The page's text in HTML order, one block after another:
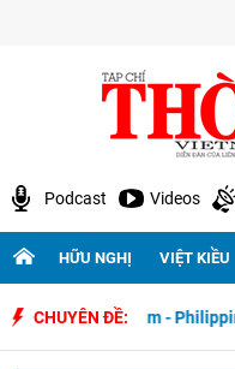
Podcast Videos
HỮU NGHỊ VIỆT KIỀU
CHUYÊN ĐỀ:
giao Việt Nam -